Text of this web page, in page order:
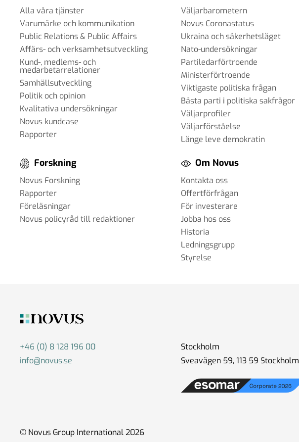
Alla våra tjänster
Varumärke och kommunikation
Public Relations & Public Affairs
Affärs- och verksamhetsutveckling
Kund-, medlems- och
medarbetarrelationer
Samhällsutveckling
Politik och opinion
Kvalitativa undersökningar
Novus kundcase
Rapporter
Väljarbarometern
Novus Coronastatus
Ukraina och säkerhetsläget
Nato-undersökningar
Partiledarförtroende
Ministerförtroende
Viktigaste politiska frågan
Bästa parti i politiska sakfrågor
Väljarprofiler
Väljarförståelse
Länge leve demokratin
Forskning
Novus Forskning
Rapporter
Föreläsningar
Novus policyråd till redaktioner
Om Novus
Kontakta oss
Offertförfrågan
För investerare
Jobba hos oss
Historia
Ledningsgrupp
Styrelse
+46 (0) 8 128 196 00
info@novus.se
Stockholm
Sveavägen 59, 113 59 Stockholm
© Novus Group International 2026